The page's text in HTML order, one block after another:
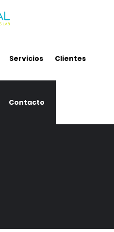
Servicios Clientes
Contacto